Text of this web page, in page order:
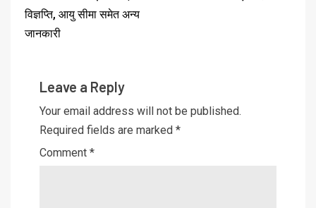
विज्ञप्ति, आयु सीमा समेत अन्य
जानकारी
Leave a Reply
Your email address will not be published.
Required fields are marked *
Comment *